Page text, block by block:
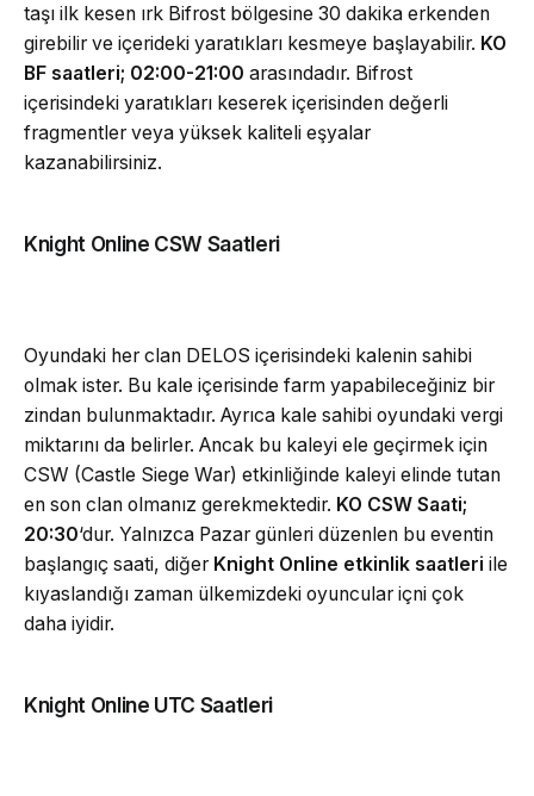
taşı ilk kesen ırk Bifrost bölgesine 30 dakika erkenden
girebilir ve içerideki yaratıkları kesmeye başlayabilir. KO
BF saatleri; 02:00-21:00 arasındadır. Bifrost
içerisindeki yaratıkları keserek içerisinden değerli
fragmentler veya yüksek kaliteli eşyalar
kazanabilirsiniz.
Knight Online CSW Saatleri
Oyundaki her clan DELOS içerisindeki kalenin sahibi
olmak ister. Bu kale içerisinde farm yapabileceğiniz bir
zindan bulunmaktadır. Ayrıca kale sahibi oyundaki vergi
miktarını da belirler. Ancak bu kaleyi ele geçirmek için
CSW (Castle Siege War) etkinliğinde kaleyi elinde tutan
en son clan olmanız gerekmektedir. KO CSW Saati;
20:30‘dur. Yalnızca Pazar günleri düzenlen bu eventin
başlangıç saati, diğer Knight Online etkinlik saatleri ile
kıyaslandığı zaman ülkemizdeki oyuncular içni çok
daha iyidir.
Knight Online UTC Saatleri